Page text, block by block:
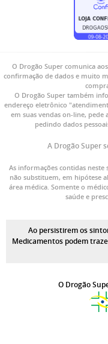
O Drogão Super comunica
confirmação de dados e muito
O Drogão Super também
endereço eletrônico
em suas vendas on-line, pede
pedindo dados
A Drogão Super
As informações contidas neste
não substituem, em hipótese
área médica. Somente o
saúde e
Ao persistirem os
Medicamentos podem
O Drogão